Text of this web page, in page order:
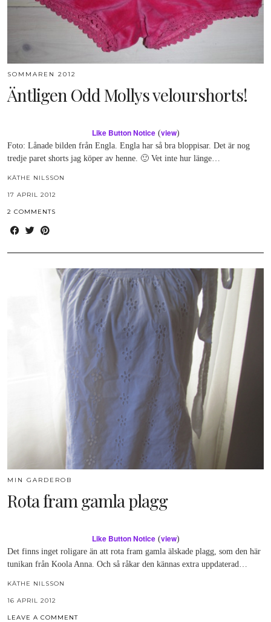
SOMMAREN 2012
Äntligen Odd Mollys velourshorts!
Like Button Notice(view)
Foto: Lånade bilden från Engla. Engla har så bra bloppisar. Det är nog
tredje paret shorts jag köper av henne. 🙂 Vet inte hur länge…
KÄTHE NILSSON
17 APRIL 2012
2 COMMENTS
MIN GARDEROB
Rota fram gamla plagg
Like Button Notice(view)
Det finns inget roligare än att rota fram gamla älskade plagg, som den här
tunikan från Koola Anna. Och så råkar den kännas extra uppdaterad…
KÄTHE NILSSON
16 APRIL 2012
LEAVE A COMMENT